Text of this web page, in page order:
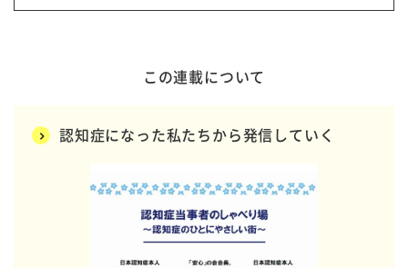
この連載について
認知症になった私たちから発信していく